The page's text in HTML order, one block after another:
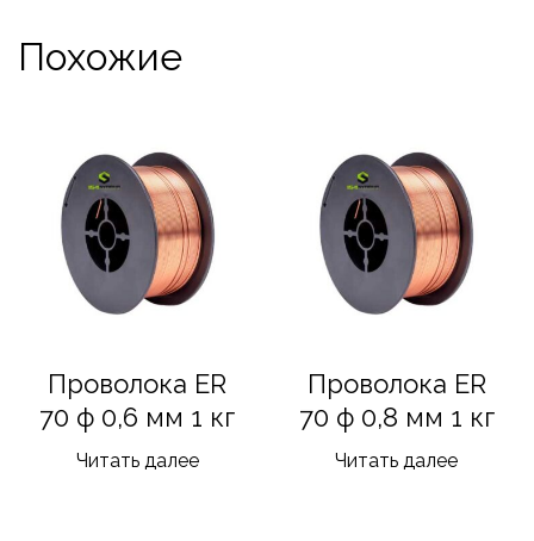
Похожие
Проволока ER
70 ф 0,6 мм 1 кг
Читать далее
Проволока ER
70 ф 0,8 мм 1 кг
Читать далее